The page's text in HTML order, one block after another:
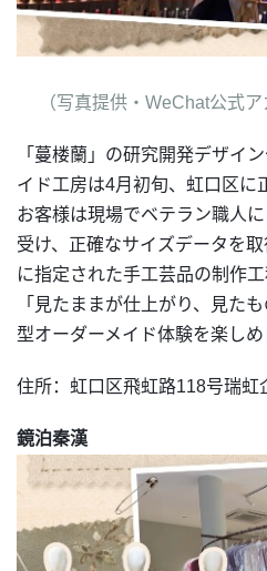
（写真提供・WeChat公式
「蔓楼蘭」の研究開発デザイ
イド工房は4月初旬、虹口区に
お客様は現場でベテラン職人
受け、正確なサイズデータを
に指定された手工芸品の制作
「見たままが仕上がり、見た
型オーダーメイド体験を楽しめ
住所：虹口区飛虹路118号瑞虹
鏡泊秦漢